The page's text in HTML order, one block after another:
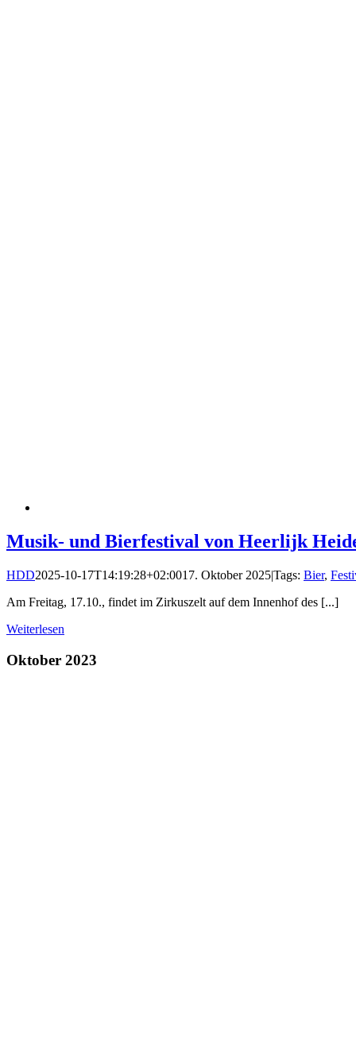
Musik- und Bierfestival von Heerlijk
HDD2025-10-17T14:19:28+02:0017. Oktober 2025|Tags: Bier,
Am Freitag, 17.10., findet im Zirkuszelt auf dem Innenhof des [...]
Weiterlesen
Oktober 2023